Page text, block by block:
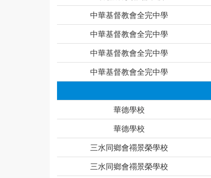
中華基督教會全完中學
中華基督教會全完中學
中華基督教會全完中學
中華基督教會全完中學
華德學校
華德學校
三水同鄉會禤景榮學校
三水同鄉會禤景榮學校